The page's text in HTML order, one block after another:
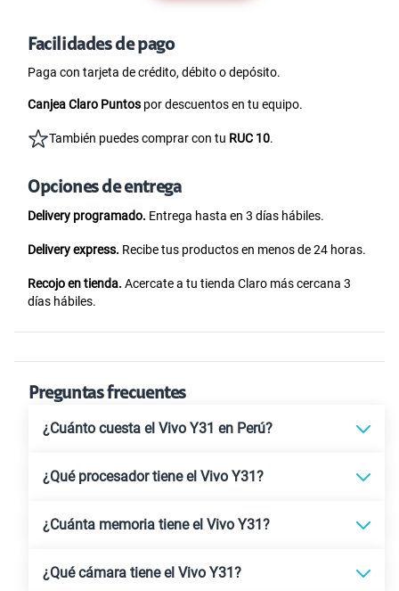
Facilidades de pago
Paga con tarjeta de crédito, débito o depósito.
Canjea Claro Puntos por descuentos en tu equipo.
También puedes comprar con tu RUC 10.
Opciones de entrega
Delivery programado. Entrega hasta en 3 días hábiles.
Delivery express. Recibe tus productos en menos de 24 horas.
Recojo en tienda. Acercate a tu tienda Claro más cercana 3
días hábiles.
Preguntas frecuentes
¿Cuánto cuesta el Vivo Y31 en Perú?
¿Qué procesador tiene el Vivo Y31?
¿Cuánta memoria tiene el Vivo Y31?
¿Qué cámara tiene el Vivo Y31?